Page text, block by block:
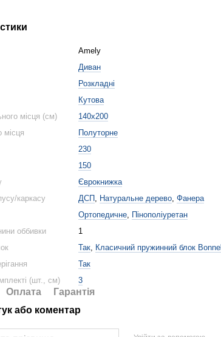
Amely
Диван
Розкладні
Кутова
місця (см)
140x200
місця
Полуторне
230
150
Єврокнижка
каркасу
ДСП , Натуральне дерево, Фанера
Ортопедичне, Пінополіуретан
оббивки
1
Так, Класичний пружинний блок Bonnel
Так
(шт., см)
3
Оплата
Гарантія
або коментар